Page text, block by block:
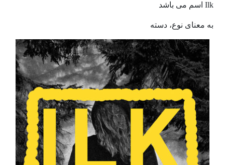
Ilk اسم می باشد
به معنای نوع، دسته